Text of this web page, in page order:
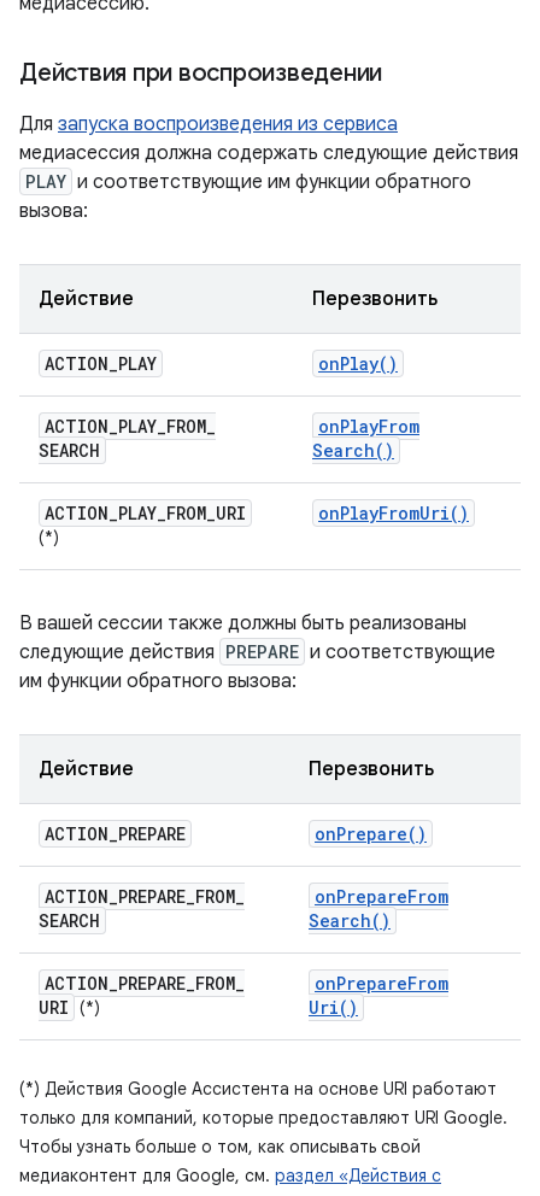
Действия при воспроизведении
Для запуска воспроизведения из сервиса
медиасессия должна содержать следующие действия
PLAY и соответствующие им функции обратного
вызова:
Действие Перезвонить
ACTION_PLAY onPlay( )
ACTION_PLAY_FROM_
SEARCH
onPlayFrom
Search( )
ACTION_PLAY_FROM_URI
(*)
onPlayFromUri( )
В вашей сессии также должны быть реализованы
следующие действия PREPARE и соответствующие
им функции обратного вызова:
Действие Перезвонить
ACTION_PREPARE onPrepare( )
ACTION_PREPARE_FROM_
SEARCH
onPrepareFrom
Search( )
ACTION_PREPARE_FROM_
URI (*)
onPrepareFrom
Uri( )
(*) Действия Google Ассистента на основе URI работают
только для компаний, которые предоставляют URI Google.
Чтобы узнать больше о том, как описывать свой
медиаконтент для Google, см. раздел «Действия с